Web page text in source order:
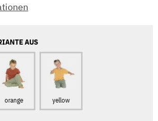
AUS
orange yellow